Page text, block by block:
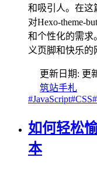
和吸引人。在这
对Hexo-theme-
和个性化的需求
义页脚和快乐的
更新日期: 更
筑站手札
#JavaScript#CSS
如何轻松
本